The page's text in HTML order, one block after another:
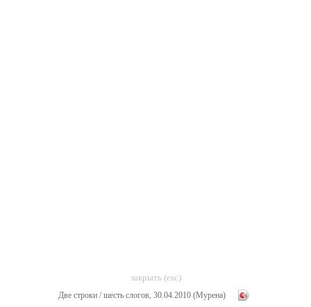
закрыть (esc)
Две строки / шесть слогов, 30.04.2010 (Мурена)